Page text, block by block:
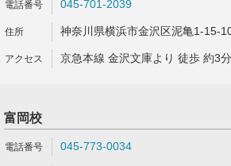
045-701-2039
神奈川県横浜市金沢区泥亀1-15-
京急本線 金沢文庫より 徒歩 約3分
富岡校
045-773-0034